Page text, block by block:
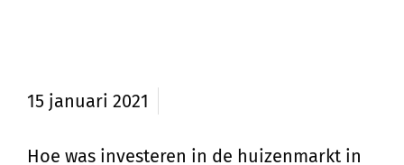
15 januari 2021
Hoe was investeren in de huizenmarkt in